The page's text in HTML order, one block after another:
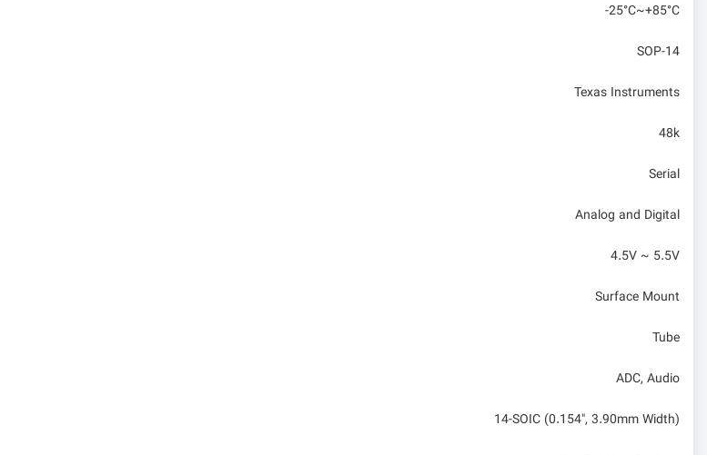
-25°C~+85°C
SOP-14
Texas Instruments
48k
Serial
Analog and Digital
4.5V ~ 5.5V
Surface Mount
Tube
ADC, Audio
14-SOIC (0.154", 3.90mm Width)